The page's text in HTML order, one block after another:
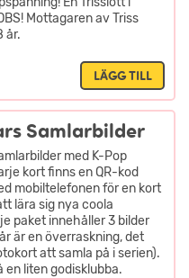
Mottagaren av Triss
år.
LÄGG TILL
Samlarbilder
med K-Pop
kort finns en QR-kod
mobiltelefonen för en kort
lära sig nya coola
paket innehåller 3 bilder
är en överraskning, det
att samla på i serien).
en liten godisklubba.